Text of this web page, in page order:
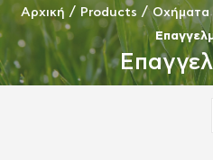
Αρχική / Products / Οχήματα